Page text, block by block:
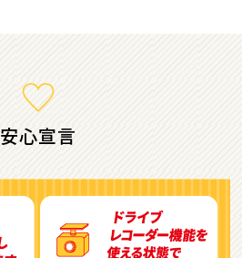
2
トヨタ
アルファード
安心宣言